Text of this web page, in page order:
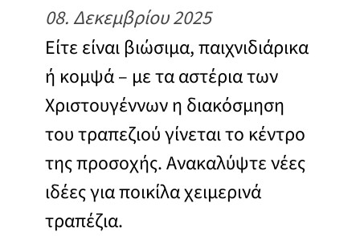
08. Δεκεμβρίου 2025
Είτε είναι βιώσιμα, παιχνιδιάρικα
ή κομψά – με τα αστέρια των
Χριστουγέννων η διακόσμηση
του τραπεζιού γίνεται το κέντρο
της προσοχής. Ανακαλύψτε νέες
ιδέες για ποικίλα χειμερινά
τραπέζια.